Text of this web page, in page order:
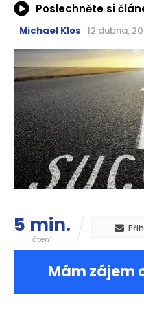
Poslechněte si
Michael Klos 12 dubna,
5 min.
čtení
Mám zájem